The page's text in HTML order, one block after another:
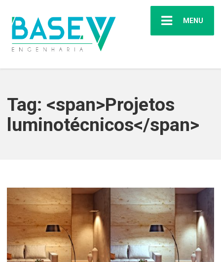
MENU
Tag: <span>Projetos
luminotécnicos</span>